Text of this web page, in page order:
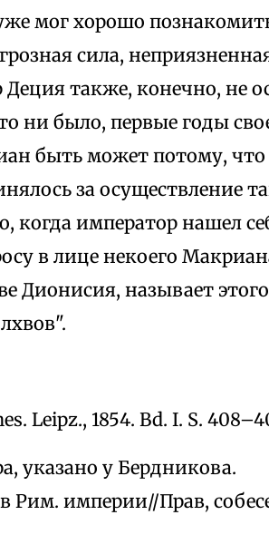
мог хорошо
сила,
также, конечно, не
ни было, первые годы
быть может потому,
за осуществление
когда император нашел
в лице некоего
Дионисия, называет этого
Leipz., 1854. Bd. I. S.
указано у Бердникова.
Рим. империи//Прав,